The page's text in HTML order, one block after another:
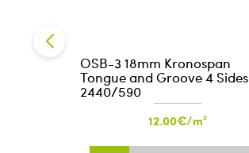
OSB-3 18mm Kronospan
Tongue and Groove 4 Sides
2440/590
12.00€/m²